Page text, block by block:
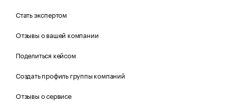
Стать экспертом
Отзывы о вашей компании
Поделиться кейсом
Создать профиль группы компаний
Отзывы о сервисе